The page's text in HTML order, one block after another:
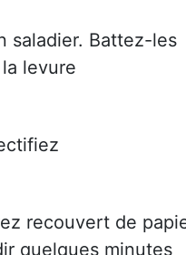
saladier. Battez-les
levure
recouvert de
quelques minutes